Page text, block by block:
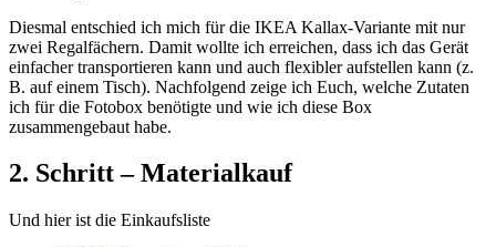
Diesmal entschied ich mich für die IKEA Kallax-Variante mit nur
zwei Regalfächern. Damit wollte ich erreichen, dass ich das Gerät
einfacher transportieren kann und auch flexibler aufstellen kann (z.
B. auf einem Tisch). Nachfolgend zeige ich Euch, welche Zutaten
ich für die Fotobox benötigte und wie ich diese Box
zusammengebaut habe.
2. Schritt – Materialkauf
Und hier ist die Einkaufsliste